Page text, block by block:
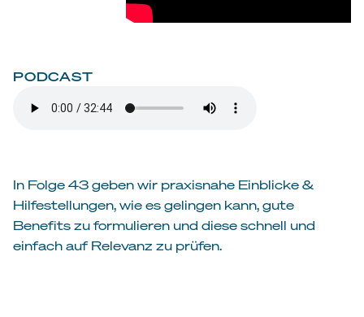
PODCAST
In Folge 43 geben wir praxisnahe Einblicke &
Hilfestellungen, wie es gelingen kann, gute
Benefits zu formulieren und diese schnell und
einfach auf Relevanz zu prüfen.